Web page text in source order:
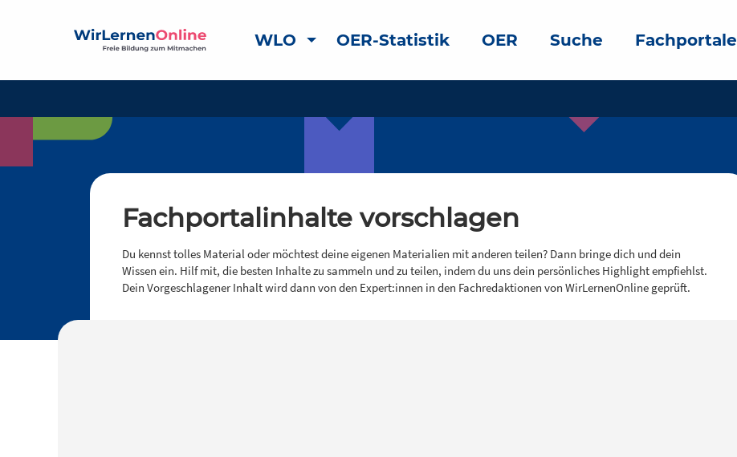
WLO OER-Statistik OER Suche Fachportale
Fachportalinhalte vorschlagen
Du kennst tolles Material oder möchtest deine eigenen Materialien mit anderen teilen? Dann bringe dich und dein
Wissen ein. Hilf mit, die besten Inhalte zu sammeln und zu teilen, indem du uns dein persönliches Highlight empfiehlst.
Dein Vorgeschlagener Inhalt wird dann von den Expert:innen in den Fachredaktionen von WirLernenOnline geprüft.